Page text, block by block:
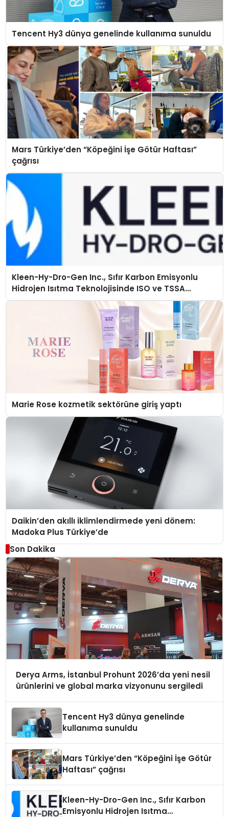
Tencent Hy3 dünya genelinde kullanıma sunuldu
Mars Türkiye’den “Köpeğini İşe Götür Haftası”
çağrısı
Kleen-Hy-Dro-Gen Inc., Sıfır Karbon Emisyonlu
Hidrojen Isıtma Teknolojisinde ISO ve TSSA
Düzenleyici Onaylarını Aldı
Marie Rose kozmetik sektörüne giriş yaptı
Daikin’den akıllı iklimlendirmede yeni dönem:
Madoka Plus Türkiye’de
Son Dakika
Derya Arms, İstanbul Prohunt 2026’da yeni nesil
ürünlerini ve global marka vizyonunu sergiledi
Tencent Hy3 dünya genelinde
kullanıma sunuldu
Mars Türkiye’den “Köpeğini İşe Götür
Haftası” çağrısı
Kleen-Hy-Dro-Gen Inc., Sıfır Karbon
Emisyonlu Hidrojen Isıtma